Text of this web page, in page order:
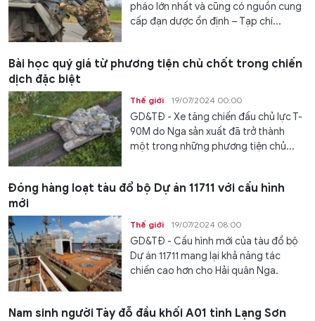
pháo lớn nhất và cũng có nguồn cung
cấp đạn dược ổn định – Tạp chí...
Bài học quý giá từ phương tiện chủ chốt trong chiến
dịch đặc biệt
Thế giới 19/07/2024 00:00
GD&TĐ - Xe tăng chiến đấu chủ lực T-
90M do Nga sản xuất đã trở thành
một trong những phương tiện chủ...
Đóng hàng loạt tàu đổ bộ Dự án 11711 với cấu hình
mới
Thế giới 19/07/2024 08:00
GD&TĐ - Cấu hình mới của tàu đổ bộ
Dự án 11711 mang lại khả năng tác
chiến cao hơn cho Hải quân Nga.
Nam sinh người Tày đỗ đầu khối A01 tỉnh Lạng Sơn